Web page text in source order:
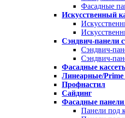
Фасадные
Искусственный
Сэндвич-панели
Сэндвич-
Сэндвич-
Фасадные
Линеарные/Prime
Профнастил
Сайдинг
Фасадные
Панели под